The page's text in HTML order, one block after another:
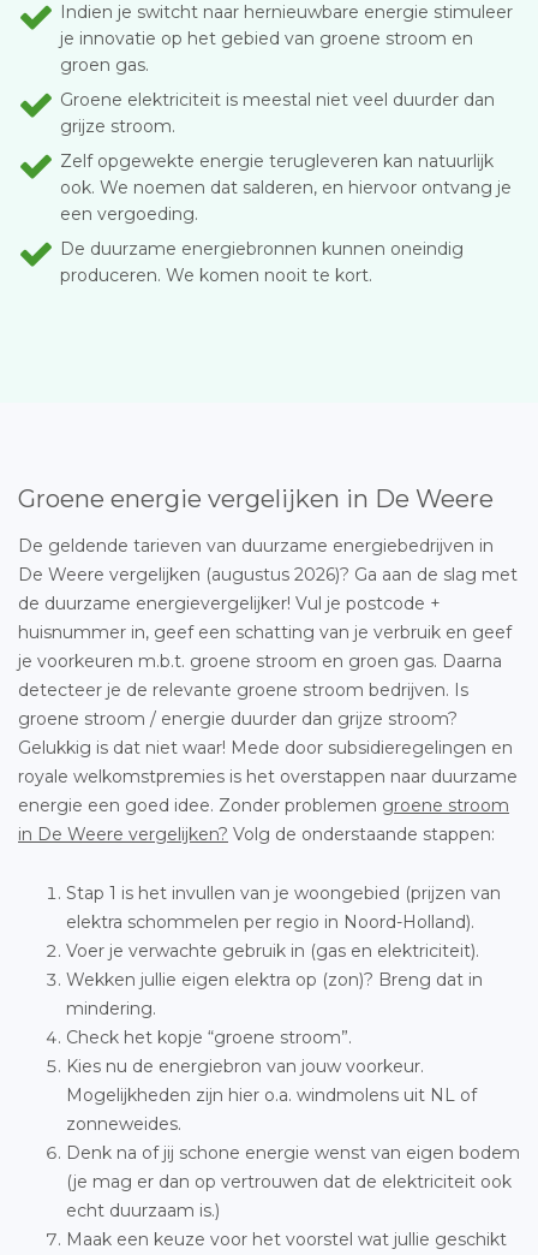
Indien je switcht naar hernieuwbare energie stimuleer
je innovatie op het gebied van groene stroom en
groen gas.
Groene elektriciteit is meestal niet veel duurder dan
grijze stroom.
Zelf opgewekte energie terugleveren kan natuurlijk
ook. We noemen dat salderen, en hiervoor ontvang je
een vergoeding.
De duurzame energiebronnen kunnen oneindig
produceren. We komen nooit te kort.
Groene energie vergelijken in De Weere
De geldende tarieven van duurzame energiebedrijven in
De Weere vergelijken (augustus 2026)? Ga aan de slag met
de duurzame energievergelijker! Vul je postcode +
huisnummer in, geef een schatting van je verbruik en geef
je voorkeuren m.b.t. groene stroom en groen gas. Daarna
detecteer je de relevante groene stroom bedrijven. Is
groene stroom / energie duurder dan grijze stroom?
Gelukkig is dat niet waar! Mede door subsidieregelingen en
royale welkomstpremies is het overstappen naar duurzame
energie een goed idee. Zonder problemen groene stroom
in De Weere vergelijken? Volg de onderstaande stappen:
Stap 1 is het invullen van je woongebied (prijzen van
elektra schommelen per regio in Noord-Holland).
Voer je verwachte gebruik in (gas en elektriciteit).
Wekken jullie eigen elektra op (zon)? Breng dat in
mindering.
Check het kopje “groene stroom”.
Kies nu de energiebron van jouw voorkeur.
Mogelijkheden zijn hier o.a. windmolens uit NL of
zonneweides.
Denk na of jij schone energie wenst van eigen bodem
(je mag er dan op vertrouwen dat de elektriciteit ook
echt duurzaam is.)
Maak een keuze voor het voorstel wat jullie geschikt